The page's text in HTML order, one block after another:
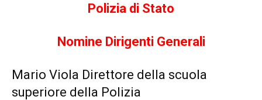
Polizia di Stato
Nomine Dirigenti Generali
Mario Viola Direttore della scuola
superiore della Polizia